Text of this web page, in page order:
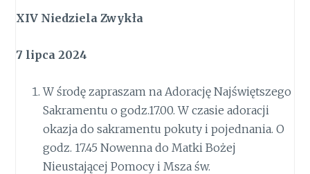
XIV Niedziela Zwykła
7 lipca 2024
W środę zapraszam na Adorację Najświętszego
Sakramentu o godz.17.00. W czasie adoracji
okazja do sakramentu pokuty i pojednania. O
godz. 17.45 Nowenna do Matki Bożej
Nieustającej Pomocy i Msza św.